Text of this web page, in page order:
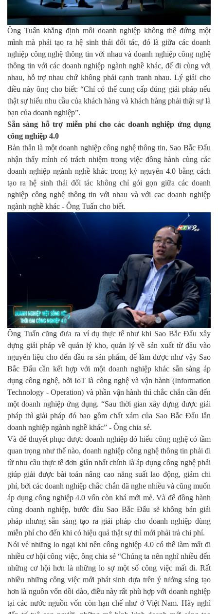
Ông Tuấn khẳng định mỗi doanh nghiệp không thể đứng một
mình mà phải tạo ra hệ sinh thái đối tác, đó là giữa các doanh
nghiệp công nghệ thông tin với nhau và doanh nghiệp công nghệ
thông tin với các doanh nghiệp ngành nghề khác, để đi cùng với
nhau, hỗ trợ nhau chứ không phải cạnh tranh nhau. Lý giải cho
điều này ông cho biết: “Chỉ có thể cung cấp đúng giải pháp nếu
thật sự hiểu nhu cầu của khách hàng và khách hàng phải thật sự là
bạn của doanh nghiệp”.
Sẵn sàng hỗ trợ miễn phí cho các doanh nghiệp ứng dụng
công nghiệp 4.0
Bản thân là một doanh nghiệp công nghệ thông tin, Sao Bắc Đẩu
nhận thấy mình có trách nhiệm trong việc đồng hành cùng các
doanh nghiệp ngành nghề khác trong kỷ nguyên 4.0 bằng cách
tạo ra hệ sinh thái đối tác không chỉ gói gọn giữa các doanh
nghiệp công nghệ thông tin với nhau và với cac doanh nghiệp
ngành nghề khác - Ông Tuấn cho biết.
Ông Tuấn cũng đưa ra ví dụ thực tế như khi Sao Bắc Đẩu xây
dựng giải pháp về quản lý kho, quản lý về sản xuất từ đầu vào
nguyên liệu cho đến đầu ra sản phẩm, để làm được như vậy Sao
Bắc Đẩu cần kết hợp với một doanh nghiệp khác sẵn sàng áp
dụng công nghệ, bởi IoT là công nghệ và vận hành (Information
Technology - Operation) và phần vận hành thì chắc chắn cần đến
một doanh nghiệp ứng dụng. “Sau thời gian xây dựng được giải
pháp thì giải pháp đó bao gồm chất xám của Sao Bắc Đẩu lẫn
doanh nghiệp ngành nghề khác” - Ông chia sẻ.
Và để thuyết phục được doanh nghiệp đó hiểu công nghệ có tầm
quan trọng như thế nào, doanh nghiệp công nghệ thông tin phải đi
từ nhu cầu thực tế đơn giản nhất chính là áp dụng công nghệ phải
giúp giải được bài toán nâng cao năng suất lao động, giảm chi
phí, bởi các doanh nghiệp chắc chắn đã nghe nhiều và cũng muốn
áp dụng công nghiệp 4.0 vốn còn khá mới mẻ. Và để đồng hành
cùng doanh nghiệp, bước đầu Sao Bắc Đẩu sẽ không bán giải
pháp nhưng sẵn sàng tạo ra giải pháp cho doanh nghiệp dùng
miễn phí cho đến khi có hiệu quả thật sự thì mới phải trả chi phí.
Nói về những lo ngại khi nền công nghiệp 4.0 có thể làm mất đi
nhiều cơ hội công việc, ông chia sẻ “Chúng ta nên nghĩ nhiều đến
những cơ hội hơn là những lo sợ một số công việc mất đi. Rất
nhiều những công việc mới phát sinh dựa trên ý tưởng sáng tạo
hơn là nguồn vốn dồi dào, điều này rất phù hợp với doanh nghiệp
tại các nước nguồn vốn còn hạn chế như ở Việt Nam. Hãy nghĩ